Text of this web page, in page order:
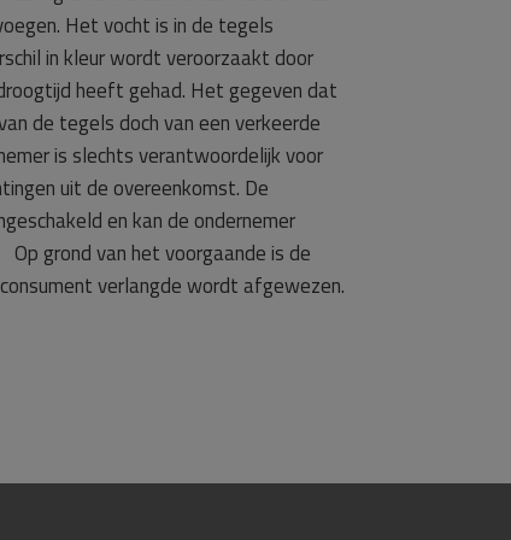
Het vocht is in de tegels
in kleur wordt veroorzaakt door
heeft gehad. Het gegeven dat
de tegels doch van een verkeerde
is slechts verantwoordelijk voor
uit de overeenkomst. De
en kan de ondernemer
grond van het voorgaande is de
verlangde wordt afgewezen.